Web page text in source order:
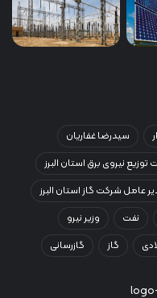
سیدرضا غفاریان
نیروی برق استان البرز
عامل شرکت گاز استان البرز
نفت
وزیر نیرو
گاز گازرسانی